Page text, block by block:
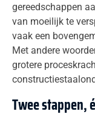
gereedschappen
van moeilijk te
vaak een
Met andere
grotere
Twee stappen,